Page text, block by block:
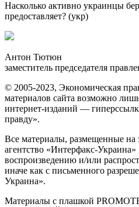
Насколько активно украинцы
предоставляет? (укр)
Антон Тютюн
заместитель председателя
© 2005-2023, Экономическая
материалов сайта возможно
интернет-изданий —
правду».
Все материалы, размещенные на
агентство «Интерфакс-
воспроизведению и/или
иначе как с письменного
Украина».
Материалы с плашкой